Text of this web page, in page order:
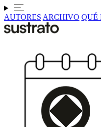
AUTORES ARCHIVO QUÉ